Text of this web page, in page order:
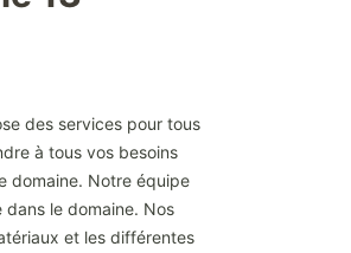
des services pour tous
à tous vos besoins
domaine. Notre équipe
le domaine. Nos
et les différentes